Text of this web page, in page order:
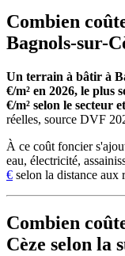
Combien
Bagnols-sur-
Un terrain à bâtir à
€/m² en 2026, le plus
€/m² selon le secteur
réelles, source DVF
À ce coût foncier
eau, électricité,
€ selon la distance aux
Combien
Cèze selon la